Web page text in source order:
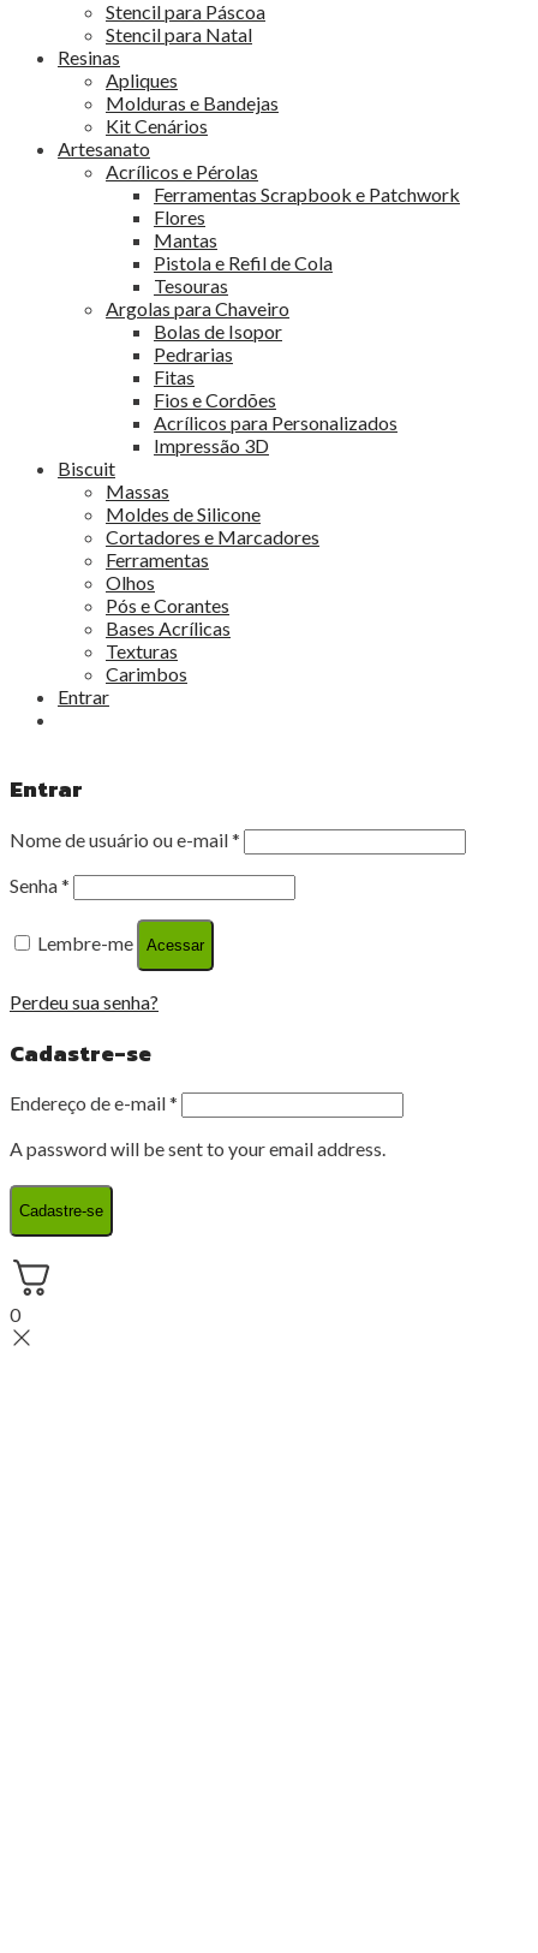
Stencil para Páscoa
Stencil para Natal
Resinas
Apliques
Molduras e Bandejas
Kit Cenários
Artesanato
Acrílicos e Pérolas
Ferramentas Scrapbook e Patchwork
Flores
Mantas
Pistola e Refil de Cola
Tesouras
Argolas para Chaveiro
Bolas de Isopor
Pedrarias
Fitas
Fios e Cordões
Acrílicos para Personalizados
Impressão 3D
Biscuit
Massas
Moldes de Silicone
Cortadores e Marcadores
Ferramentas
Olhos
Pós e Corantes
Bases Acrílicas
Texturas
Carimbos
Entrar
Entrar
Nome de usuário ou e-mail*
Senha*
Lembre-me Acessar
Perdeu sua senha?
Cadastre-se
Endereço de e-mail*
A password will be sent to your email address.
Cadastre-se
0